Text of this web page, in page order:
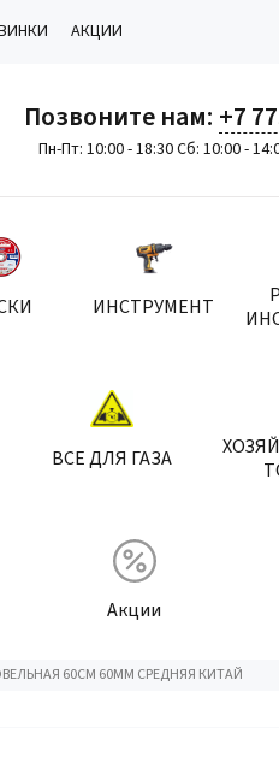
АКЦИИ
Позвоните нам: +7
Пн-Пт: 10:00 - 18:30 Сб: 10:00 -
ИНСТРУМЕНТ
ВСЕ ДЛЯ ГАЗА
Акции
60СМ 60ММ СРЕДНЯЯ КИТАЙ